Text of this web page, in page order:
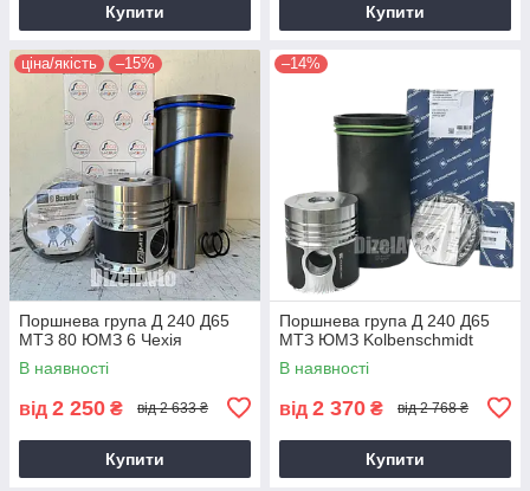
Купити Купити
ціна/якість –15%
Поршнева група Д 240 Д65
МТЗ 80 ЮМЗ 6 Чехія
В наявності
від 2 250 ₴ від 2 633 ₴
Купити
–14%
Поршнева група Д 240 Д65
МТЗ ЮМЗ Kolbenschmidt
В наявності
від 2 370 ₴ від 2 768 ₴
Купити